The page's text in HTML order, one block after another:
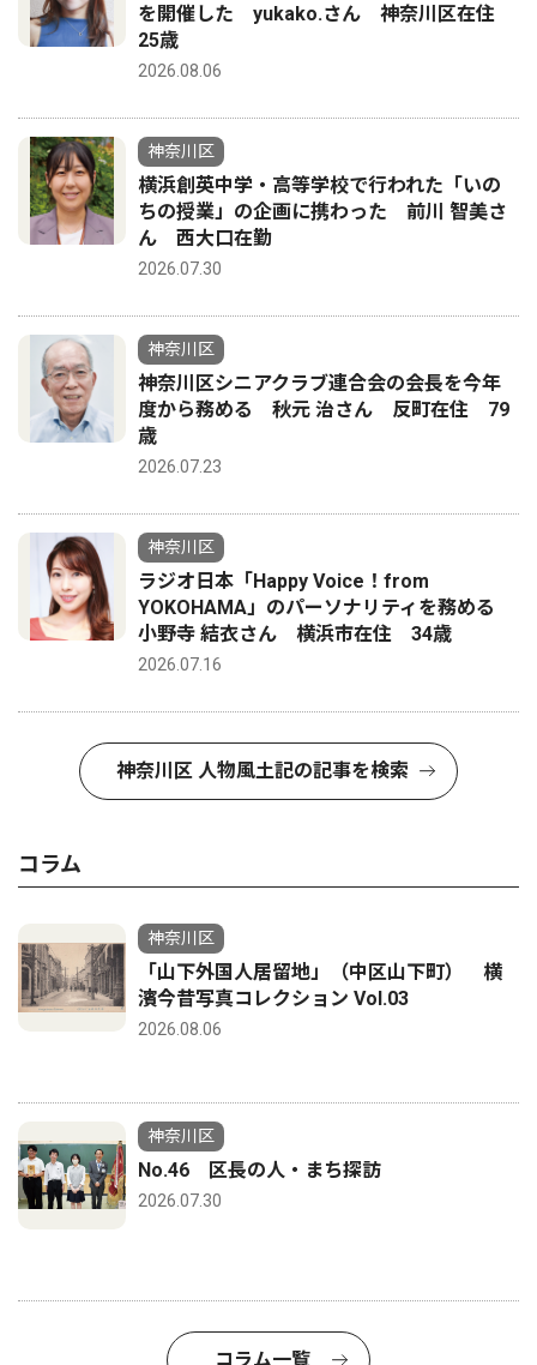
を開催した yukako.さん 神奈川区在住
25歳
2026.08.06
神奈川区
横浜創英中学・高等学校で行われた「いの
ちの授業」の企画に携わった 前川 智美さ
ん 西大口在勤
2026.07.30
神奈川区
神奈川区シニアクラブ連合会の会長を今年
度から務める 秋元 治さん 反町在住 79
歳
2026.07.23
神奈川区
ラジオ日本「Happy Voice！from
YOKOHAMA」のパーソナリティを務める
小野寺 結衣さん 横浜市在住 34歳
2026.07.16
神奈川区 人物風土記の記事を検索
コラム
神奈川区
「山下外国人居留地」（中区山下町） 横
濱今昔写真コレクション Vol.03
2026.08.06
神奈川区
No.46 区長の人・まち探訪
2026.07.30
コラム一覧